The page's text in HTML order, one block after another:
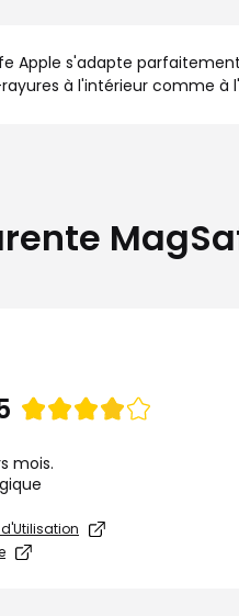
Apple s'adapte
à l'intérieur comme à
mois.